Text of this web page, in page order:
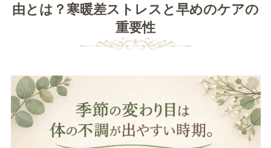
由とは？寒暖差ストレスと早めのケアの
重要性